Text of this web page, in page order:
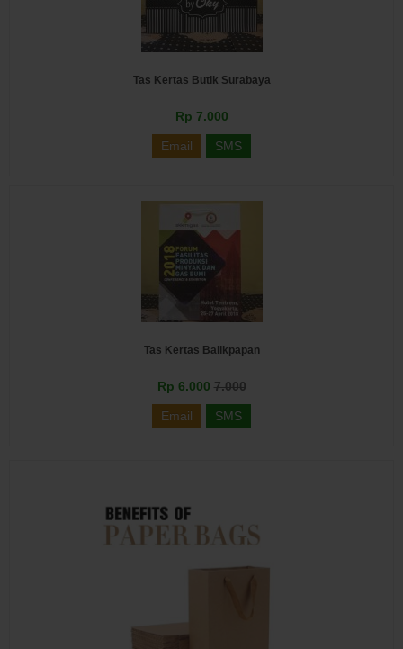
Tas Kertas Butik Surabaya
Rp 7.000
Email SMS
Tas Kertas Balikpapan
Rp 6.000 7.000
Email SMS